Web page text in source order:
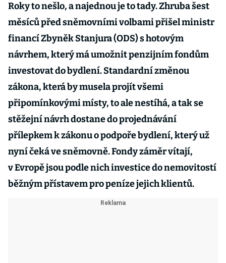
Roky to nešlo, a najednou je to tady. Zhruba šest
měsíců před sněmovními volbami přišel ministr
financí Zbyněk Stanjura (ODS) s hotovým
návrhem, který má umožnit penzijním fondům
investovat do bydlení. Standardní změnou
zákona, která by musela projít všemi
připomínkovými místy, to ale nestíhá, a tak se
stěžejní návrh dostane do projednávání
přílepkem k zákonu o podpoře bydlení, který už
nyní čeká ve sněmovně. Fondy záměr vítají,
v Evropě jsou podle nich investice do nemovitostí
běžným přístavem pro peníze jejich klientů.